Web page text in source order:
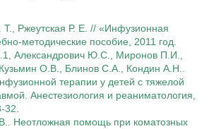
Ржеутская Р. Е. // «Инфузионная
методические пособие, 2011 год.
Александрович Ю.С., Миронов П.И.,
О.В., Блинов С.А., Кондин А.Н..
терапии у детей с тяжелой
Анестезиология и реаниматология,
32.
Неотложная помощь при коматозных